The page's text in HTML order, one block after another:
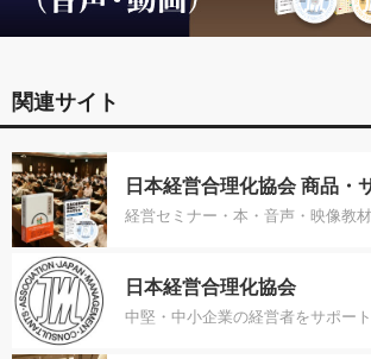
関連サイト
日本経営合理化協会 商品・
経営セミナー・本・音声・映像教
日本経営合理化協会
中堅・中小企業の経営者をサポート